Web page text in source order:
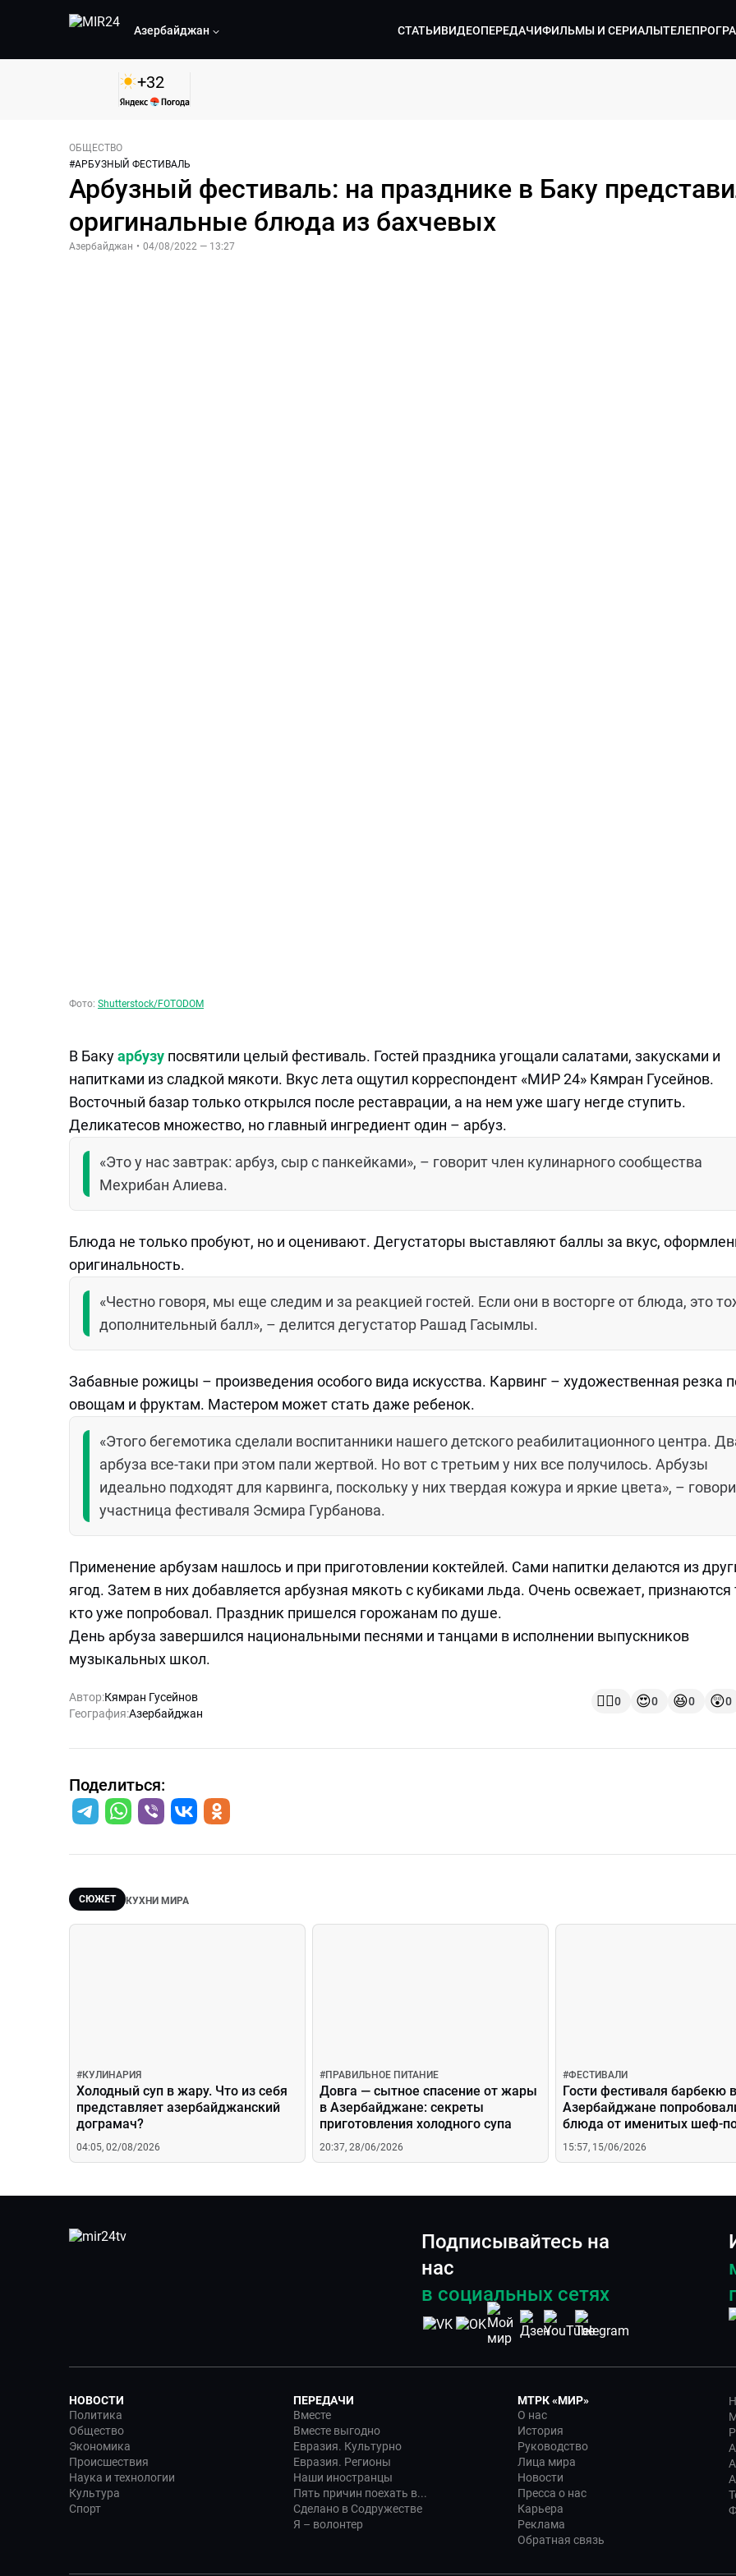
Азербайджан СТАТЬИВИДЕОПЕРЕДАЧИФИЛЬМЫ И СЕРИАЛЫ
+32
ОБЩЕСТВО
#АРБУЗНЫЙ ФЕСТИВАЛЬ
Арбузный фестиваль: на празднике в Баку
оригинальные блюда из бахчевых
Азербайджан • 04/08/2022 — 13:27
Фото: Shutterstock/FOTODOM
В Бакуарбузу посвятили целый фестиваль. Гостей праздника угощали салатами, закусками и
напитками из сладкой мякоти. Вкус лета ощутил корреспондент «МИР 24» Кямран Гусейнов.
Восточный базар только открылся после реставрации, а на нем уже шагу негде ступить.
Деликатесов множество, но главный ингредиент один – арбуз.
«Это у нас завтрак: арбуз, сыр с панкейками», – говорит член кулинарного сообщества
Мехрибан Алиева.
Блюда не только пробуют, но и оценивают. Дегустаторы выставляют баллы за вкус,
оригинальность.
«Честно говоря, мы еще следим и за реакцией гостей. Если они в восторге от блюда, это
дополнительный балл», – делится дегустатор Рашад Гасымлы.
Забавные рожицы – произведения особого вида искусства. Карвинг – художественная резка
овощам и фруктам. Мастером может стать даже ребенок.
«Этого бегемотика сделали воспитанники нашего детского реабилитационного центра.
арбуза все-таки при этом пали жертвой. Но вот с третьим у них все получилось. Арбузы
идеально подходят для карвинга, поскольку у них твердая кожура и яркие цвета», –
участница фестиваля Эсмира Гурбанова.
Применение арбузам нашлось и при приготовлении коктейлей. Сами напитки делаются из
ягод. Затем в них добавляется арбузная мякоть с кубиками льда. Очень освежает, признаются
кто уже попробовал. Праздник пришелся горожанам по душе.
День арбуза завершился национальными песнями и танцами в исполнении выпускников
музыкальных школ.
Автор:Кямран Гусейнов
География:Азербайджан
👍🏻0 😍0 😆0 😲0
Поделиться:
СЮЖЕТ КУХНИ МИРА
#КУЛИНАРИЯ
Холодный суп в жару. Что из себя
представляет азербайджанский
дограмач?
04:05, 02/08/2026
#ПРАВИЛЬНОЕ ПИТАНИЕ
Довга — сытное спасение от жары
в Азербайджане: секреты
приготовления холодного супа
20:37, 28/06/2026
#ФЕСТИВАЛИ
Гости фестиваля барбекю в
Азербайджане
блюда от именитых шеф-
15:57, 15/06/2026
Подписывайтесь на
нас
в социальных сетях
НОВОСТИ
Политика
Общество
Экономика
Происшествия
Наука и технологии
Культура
Спорт
ПЕРЕДАЧИ
Вместе
Вместе выгодно
Евразия. Культурно
Евразия. Регионы
Наши иностранцы
Пять причин поехать в...
Сделано в Содружестве
Я – волонтер
МТРК «МИР»
О нас
История
Руководство
Лица мира
Новости
Пресса о нас
Карьера
Реклама
Обратная связь